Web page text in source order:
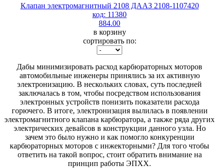
Клапан электромагнитный 2108 ДААЗ 2108-1107420
код: 11380
884.00
в корзину
сортировать по:
Дабы минимизировать расход карбюраторных моторов
автомобильные инженеры принялись за их активную
электронизацию. В нескольких словах, суть последней
заключалась в том, чтобы посредством использования
электронных устройств понизить показатели расхода
горючего. В итоге, электронизация вылилась в появлении
электромагнитного клапана карбюратора, а также ряда других
электрических девайсов в конструкции данного узла. Но
зачем это было нужно и как помогло конкуренции
карбюраторных моторов с инжекторными? Для того чтобы
ответить на такой вопрос, стоит обратить внимание на
принцип работы ЭПХХ.